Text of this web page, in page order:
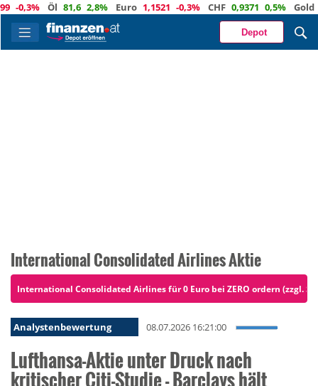
Öl 81,6 2,8% Euro 1,1521 -0,3% CHF 0,9371 0,5% Gold 4 249
Depot
International Consolidated Airlines Aktie
International Consolidated Airlines für 0 Euro bei ZERO ordern (zzgl.
Analystenbewertung 08.07.2026 16:21:00
Lufthansa-Aktie unter Druck nach
kritischer Citi-Studie - Barclays hält